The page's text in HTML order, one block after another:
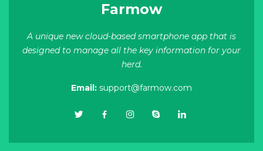
Farmow
A unique new cloud-based smartphone app that is
designed to manage all the key information for your
herd.
Email: support@farmow.com